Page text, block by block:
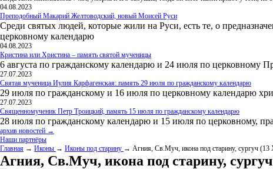
04.08.2023
Преподобный Макарий Желтоводский, новый Моисей Руси
Среди святых людей, которые жили на Руси, есть те, о
церковному календарю
04.08.2023
Кристина или Христина – память святой мученицы
6 августа по гражданскому календарю и 24 июля по церковному
27.07.2023
Святая мученица Иулия Карфагенская: память 29 июля по гражданскому календарю
29 июля по гражданскому и 16 июля по церковному календарю
27.07.2023
Священномученик Петр Троицкий, память 15 июля по гражданскому календарю
28 июля по гражданскому календарю и 15 июля по церковному,
архив новостей →
Наши партнёры
Главная → Иконы → Иконы под старину → Агния, Св.Муч, икона под старину, сургуч (13
Агния, Св.Муч, икона под старину,